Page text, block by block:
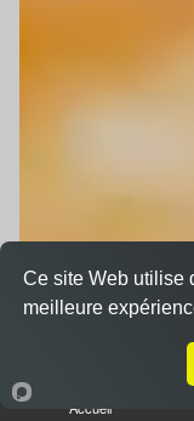
Accueil
Ce site Web utilise
meilleure